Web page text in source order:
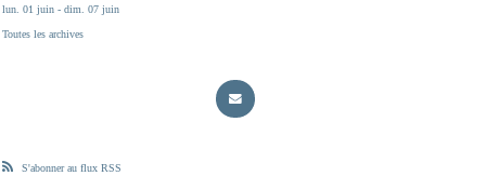
lun. 01 juin - dim. 07 juin
Toutes les archives
S'abonner au flux RSS